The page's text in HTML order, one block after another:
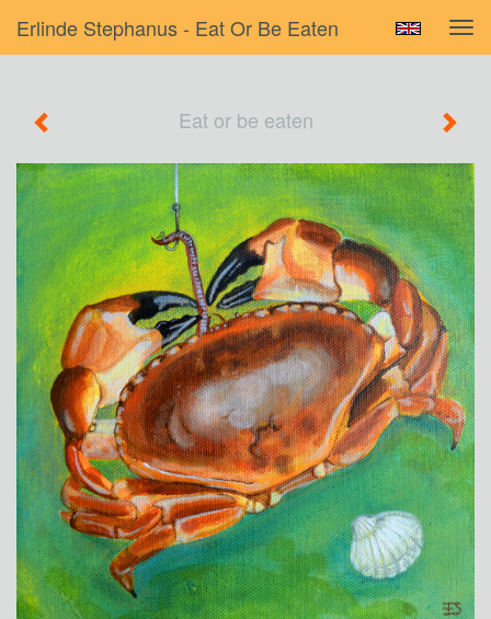
Erlinde Stephanus - Eat Or Be Eaten
Eat or be eaten